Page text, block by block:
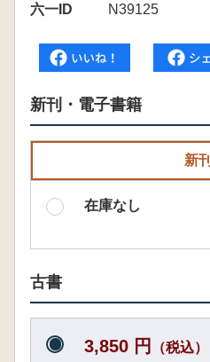
六一ID
N39125
新刊・電子書籍
新刊
在庫なし
古書
3,850 円 （税込）